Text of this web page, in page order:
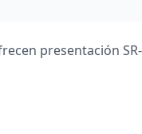
presentación